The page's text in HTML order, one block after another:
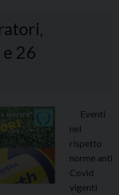
26
Eventi
nel
rispetto
norme anti
Covid
vigenti